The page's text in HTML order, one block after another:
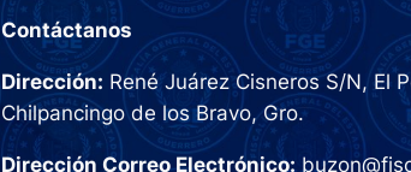
Contáctanos
Dirección: René Juárez Cisneros S/N, El
Chilpancingo de los Bravo, Gro.
Dirección Correo Electrónico: